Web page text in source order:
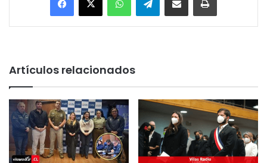
Artículos relacionados